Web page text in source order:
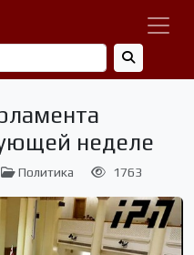
неделе
Политика 1763